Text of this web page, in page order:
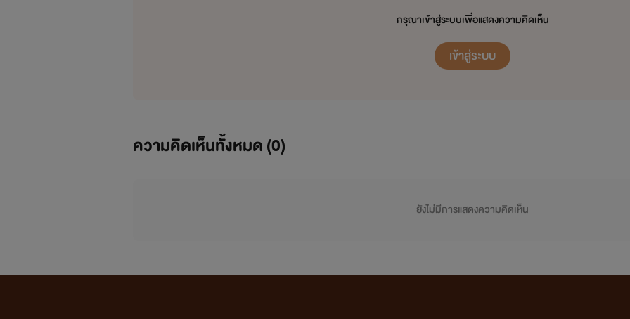
อ !
กรุณาเข้าสู่ระบบเพื่อแสดงความคิดเห็น
เข้าสู่ระบบ
ความคิดเห็นทั้งหมด (0)
ยังไม่มีการแสดงความคิดเห็น